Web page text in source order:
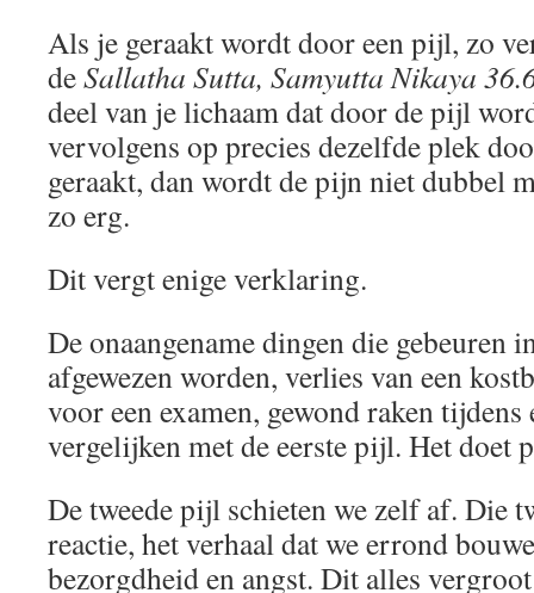
Als je geraakt wordt door een pijl, zo
deSallatha Sutta, Samyutta Nikaya
deel van je lichaam dat door de pijl
vervolgens op precies dezelfde plek
geraakt, dan wordt de pijn niet dubbel
zo erg.
Dit vergt enige verklaring.
De onaangename dingen die gebeuren
afgewezen worden, verlies van een
voor een examen, gewond raken
vergelijken met de eerste pijl. Het doet
De tweede pijl schieten we zelf af. Die
reactie, het verhaal dat we errond
bezorgdheid en angst. Dit alles